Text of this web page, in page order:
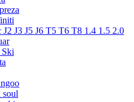
J3 J5 J6 T5 T6 T8 1.4 1.5 2.0
Ski
soul